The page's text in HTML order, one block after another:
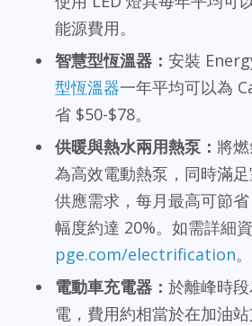
能源費用。
智慧型恆溫器： 安裝
型恆溫器一年平均可以為
省 $50-$78。
供暖與熱水兩用熱泵： 將
為高效電動熱泵，同時滿
供應需求，每月最高可節
幅度約達 20%。如需詳細
pge.com/electrification。
電動車充電器： 於離峰時
電，費用約相當於在加油